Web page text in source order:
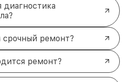
диагностика
срочный ремонт?
ремонт?